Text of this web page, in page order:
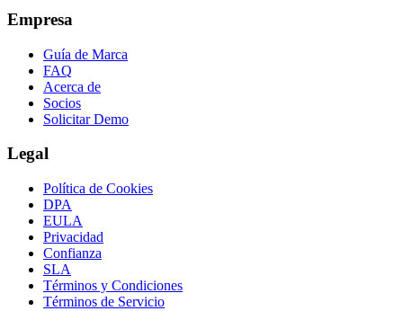
Empresa
Guía de Marca
FAQ
Acerca de
Socios
Solicitar Demo
Legal
Política de Cookies
DPA
EULA
Privacidad
Confianza
SLA
Términos y Condiciones
Términos de Servicio